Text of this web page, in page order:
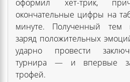
оформил хет-трик,
окончательные цифры на
минуте. Полученный тем
заряд положительных
ударно провести
турнира — и впервые
трофей.